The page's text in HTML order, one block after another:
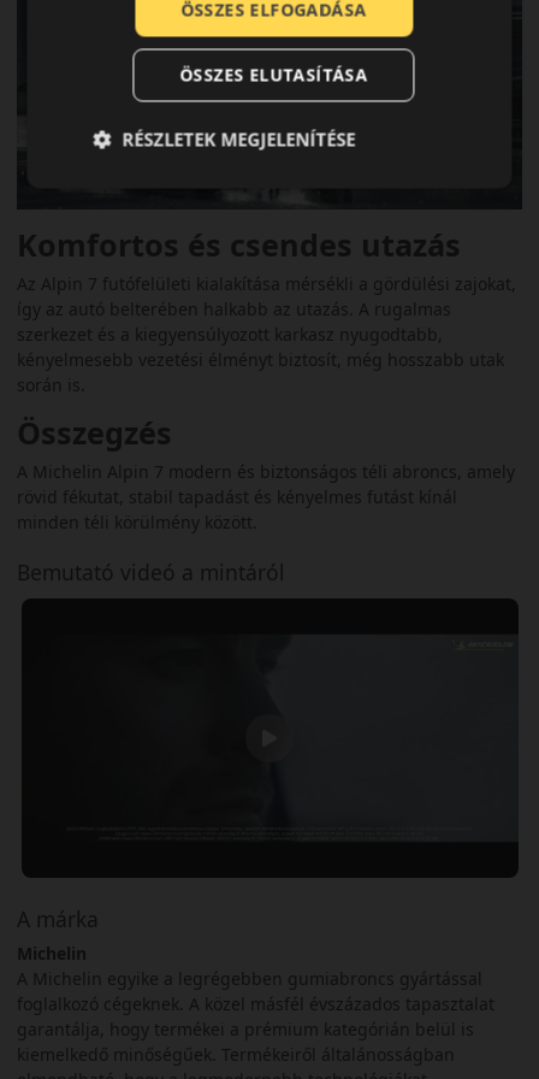
Komfortos és csendes utazás
Az Alpin 7 futófelületi kialakítása mérsékli a gördülési zajokat,
így az autó belterében halkabb az utazás. A rugalmas
szerkezet és a kiegyensúlyozott karkasz nyugodtabb,
kényelmesebb vezetési élményt biztosít, még hosszabb utak
során is.
Összegzés
A Michelin Alpin 7 modern és biztonságos téli abroncs, amely
rövid fékutat, stabil tapadást és kényelmes futást kínál
minden téli körülmény között.
Bemutató videó a mintáról
A márka
Michelin
A Michelin egyike a legrégebben gumiabroncs gyártással
foglalkozó cégeknek. A közel másfél évszázados tapasztalat
garantálja, hogy termékei a prémium kategórián belül is
kiemelkedő minőségűek. Termékeiről általánosságban
ÖSSZES ELFOGADÁSA
ÖSSZES ELUTASÍTÁSA
RÉSZLETEK MEGJELENÍTÉSE